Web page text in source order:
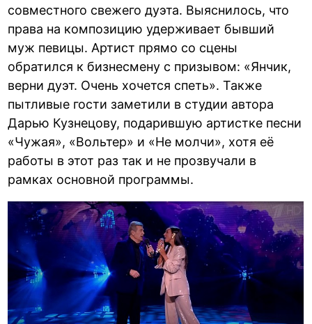
совместного свежего дуэта. Выяснилось, что
права на композицию удерживает бывший
муж певицы. Артист прямо со сцены
обратился к бизнесмену с призывом: «Янчик,
верни дуэт. Очень хочется спеть». Также
пытливые гости заметили в студии автора
Дарью Кузнецову, подарившую артистке песни
«Чужая», «Вольтер» и «Не молчи», хотя её
работы в этот раз так и не прозвучали в
рамках основной программы.